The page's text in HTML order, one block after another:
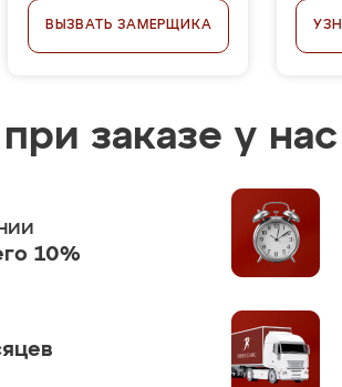
ВЫЗВАТЬ ЗАМЕРЩИКА
заказе у нас
10%